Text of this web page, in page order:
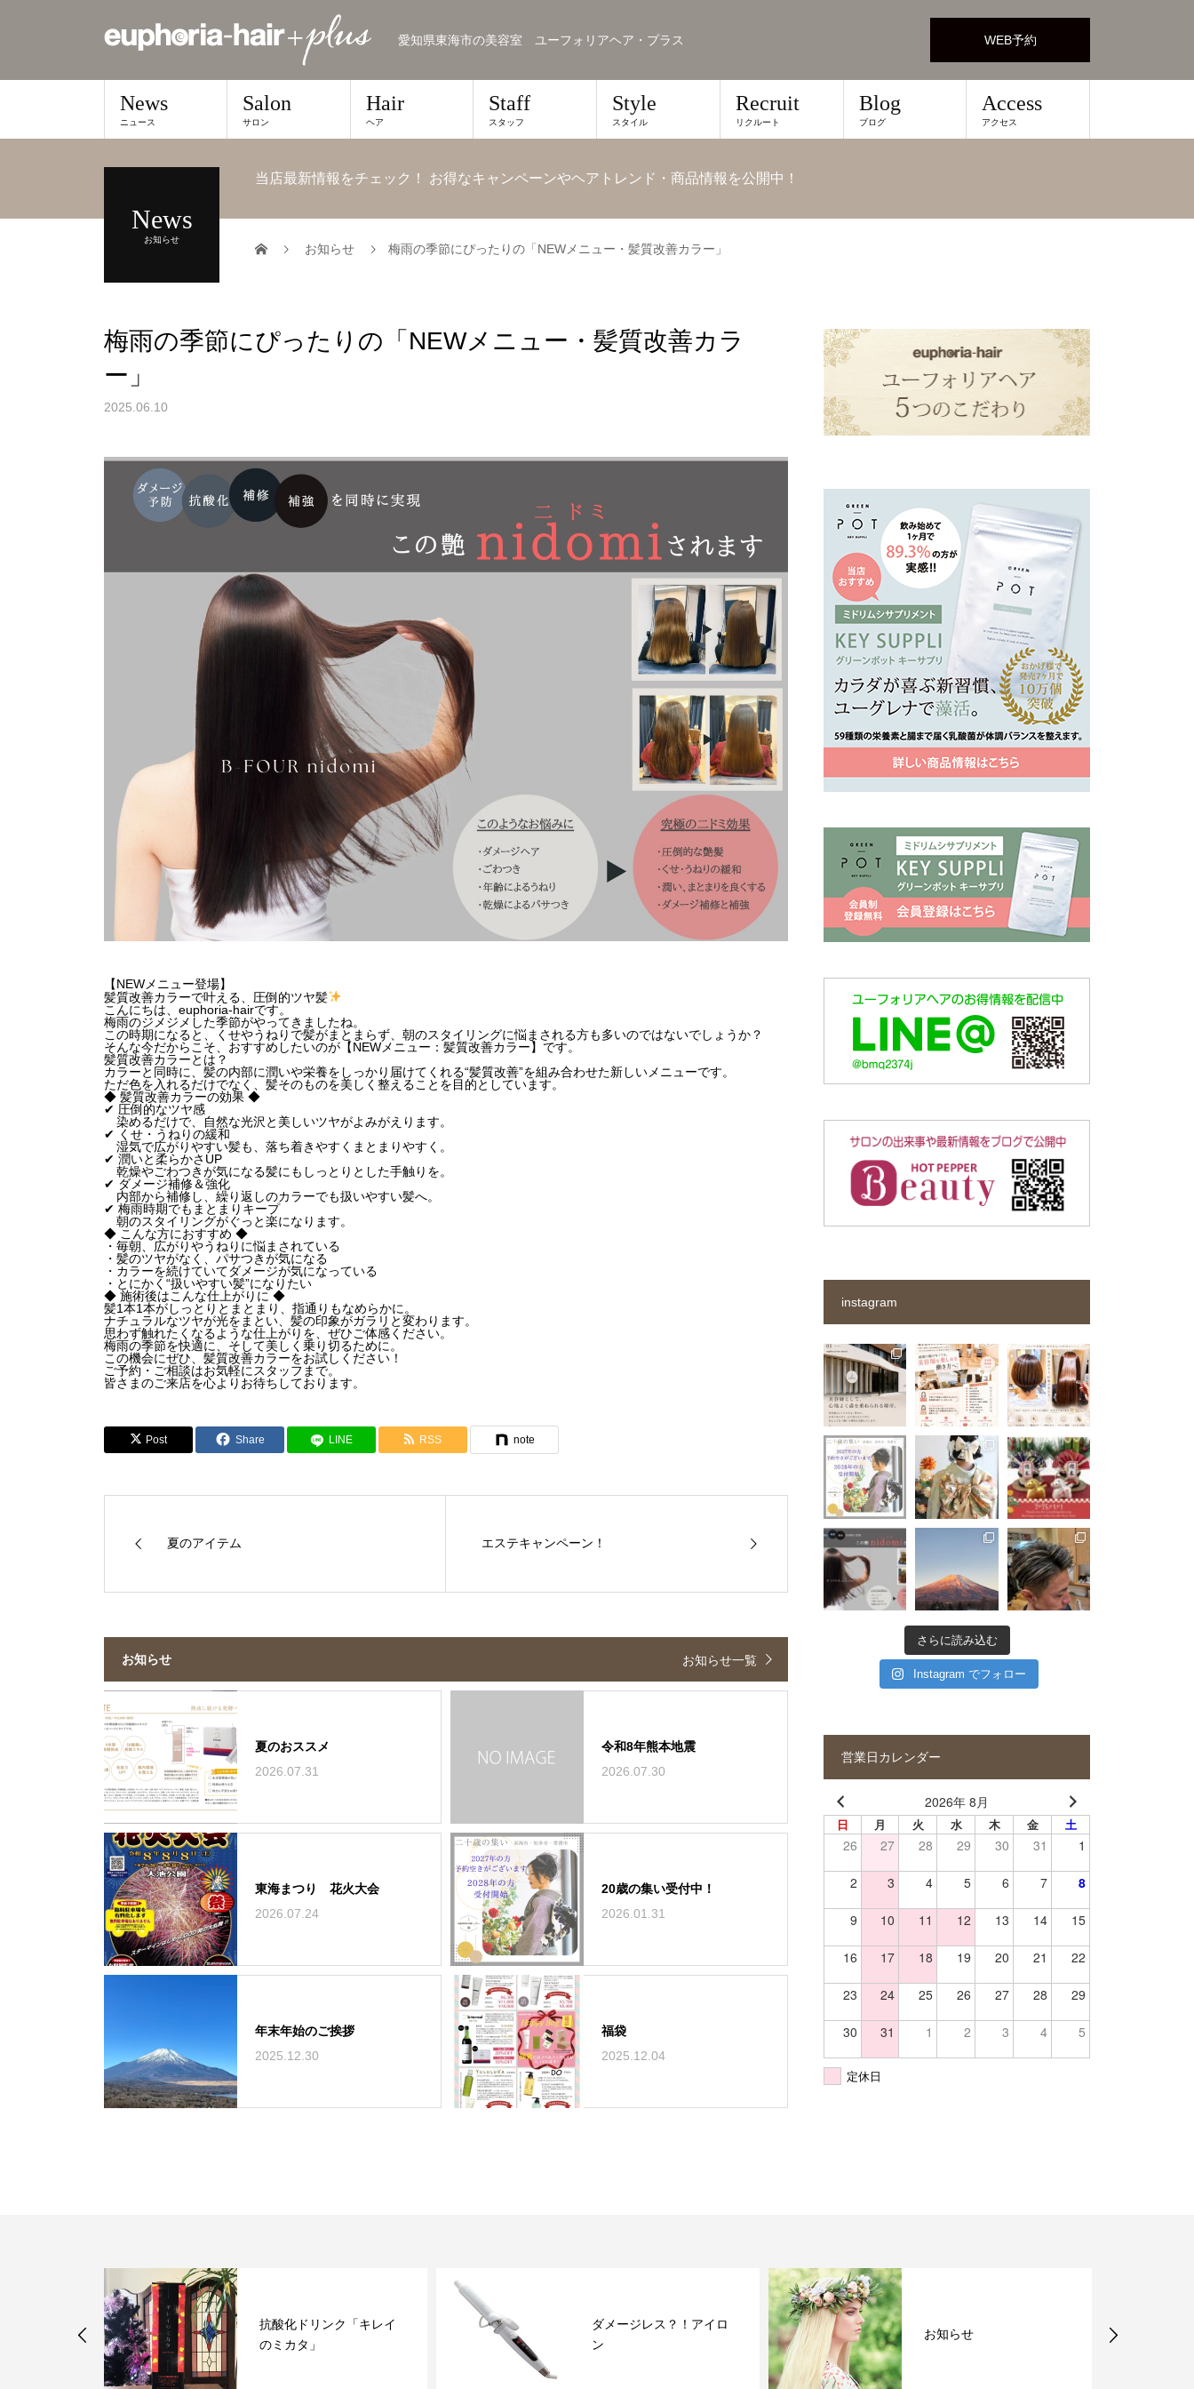
愛知県東海市の美容室 ユーフォリアヘア・プラス WEB予約
News
ニュース
Salon
サロン
Hair
ヘア
Staff
スタッフ
Style
スタイル
Recruit
リクルート
Blog
ブログ
Access
アクセス
News
お知らせ
当店最新情報をチェック！ お得なキャンペーンやヘアトレンド・商品情報を公開中！
お知らせ 梅雨の季節にぴったりの「NEWメニュー・髪質改善カラー」
梅雨の季節にぴったりの「NEWメニュー・髪質改善カラ
ー」
2025.06.10
【NEWメニュー登場】
髪質改善カラーで叶える、圧倒的ツヤ髪
こんにちは、euphoria-hairです。
梅雨のジメジメした季節がやってきましたね。
この時期になると、くせやうねりで髪がまとまらず、朝のスタイリングに悩まされる方も多いのではないでしょうか？
そんな今だからこそ、おすすめしたいのが【NEWメニュー：髪質改善カラー】です。
髪質改善カラーとは？
カラーと同時に、髪の内部に潤いや栄養をしっかり届けてくれる“髪質改善”を組み合わせた新しいメニューです。
ただ色を入れるだけでなく、髪そのものを美しく整えることを目的としています。
◆ 髪質改善カラーの効果 ◆
✔ 圧倒的なツヤ感
染めるだけで、自然な光沢と美しいツヤがよみがえります。
✔ くせ・うねりの緩和
湿気で広がりやすい髪も、落ち着きやすくまとまりやすく。
✔ 潤いと柔らかさUP
乾燥やごわつきが気になる髪にもしっとりとした手触りを。
✔ ダメージ補修＆強化
内部から補修し、繰り返しのカラーでも扱いやすい髪へ。
✔ 梅雨時期でもまとまりキープ
朝のスタイリングがぐっと楽になります。
◆ こんな方におすすめ ◆
・毎朝、広がりやうねりに悩まされている
・髪のツヤがなく、パサつきが気になる
・カラーを続けていてダメージが気になっている
・とにかく“扱いやすい髪”になりたい
◆ 施術後はこんな仕上がりに ◆
髪1本1本がしっとりとまとまり、指通りもなめらかに。
ナチュラルなツヤが光をまとい、髪の印象がガラリと変わります。
思わず触れたくなるような仕上がりを、ぜひご体感ください。
梅雨の季節を快適に、そして美しく乗り切るために。
この機会にぜひ、髪質改善カラーをお試しください！
ご予約・ご相談はお気軽にスタッフまで。
皆さまのご来店を心よりお待ちしております。
Post Share LINE RSS note
夏のアイテム エステキャンペーン！
お知らせ お知らせ一覧
夏のおススメ
2026.07.31
令和8年熊本地震
2026.07.30
東海まつり 花火大会
2026.07.24
20歳の集い受付中！
2026.01.31
年末年始のご挨拶
2025.12.30
福袋
2025.12.04
instagram
さらに読み込む
Instagram でフォロー
営業日カレンダー
2026年 8月
日 月 火 水 木 金 土
26 27 28 29 30 31 1
2 3 4 5 6 7 8
9 10 11 12 13 14 15
16 17 18 19 20 21 22
23 24 25 26 27 28 29
30 31 1 2 3 4 5
定休日
抗酸化ドリンク「キレイ
のミカタ」
ダメージレス？！アイロ
ン
お知らせ